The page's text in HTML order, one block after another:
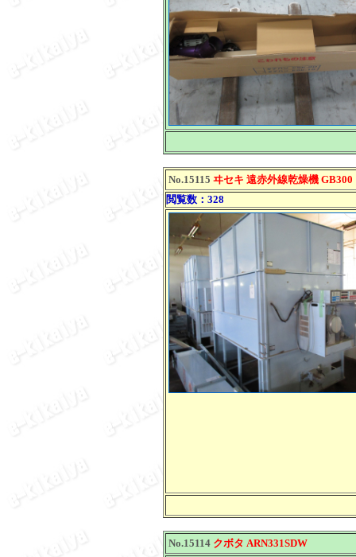
No.15115 ヰセキ 遠赤外線乾燥機 GB300
閲覧数：328
No.15114 クボタ ARN331SDW